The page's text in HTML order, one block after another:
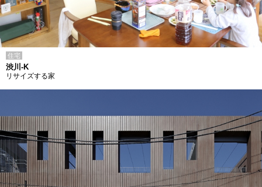
住宅
渋川-K
リサイズする家